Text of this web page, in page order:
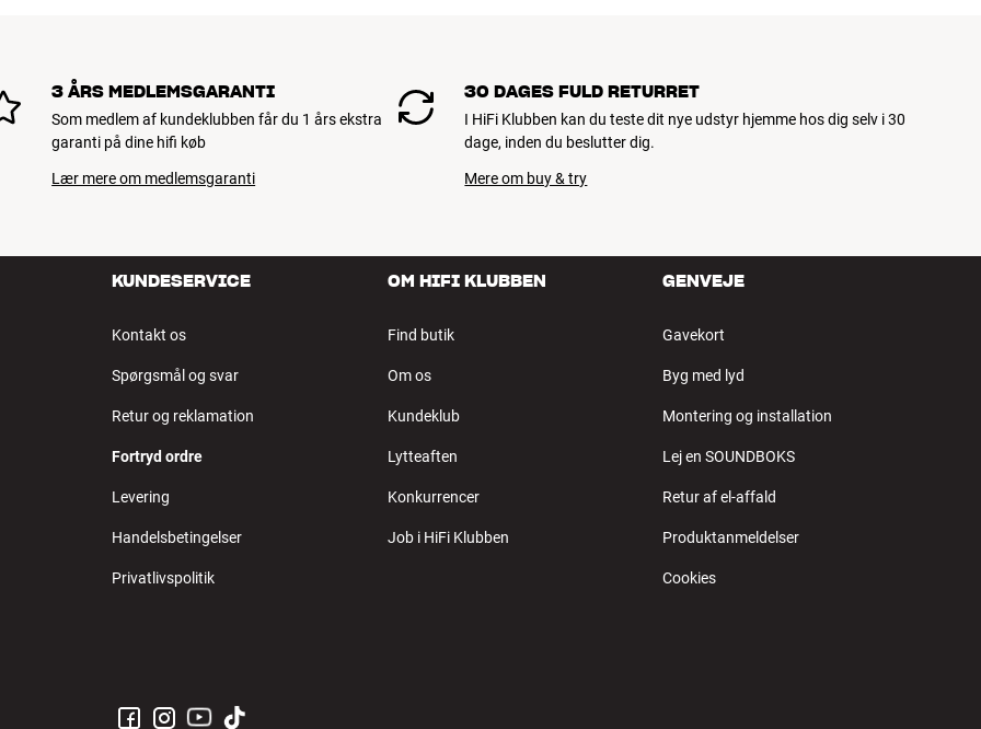
3 ÅRS MEDLEMSGARANTI
Som medlem af kundeklubben får du 1 års ekstra
garanti på dine hifi køb
Lær mere om medlemsgaranti
30 DAGES FULD RETURRET
I HiFi Klubben kan du teste dit nye udstyr hjemme hos dig selv i 30
dage, inden du beslutter dig.
Mere om buy & try
KUNDESERVICE
Kontakt os
Spørgsmål og svar
Retur og reklamation
Fortryd ordre
Levering
Handelsbetingelser
Privatlivspolitik
OM HIFI KLUBBEN
Find butik
Om os
Kundeklub
Lytteaften
Konkurrencer
Job i HiFi Klubben
GENVEJE
Gavekort
Byg med lyd
Montering og installation
Lej en SOUNDBOKS
Retur af el-affald
Produktanmeldelser
Cookies